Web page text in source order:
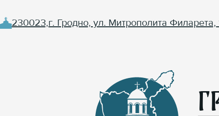
230023,г. Гродно, ул. Митрополита Филарета,